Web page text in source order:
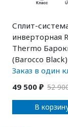
Сплит-
инверторная
Thermo
(Barocco
Заказ в один
49 500 ₽ 52
В